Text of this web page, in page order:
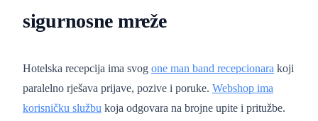
sigurnosne mreže
Hotelska recepcija ima svog one man band recepcionara koji
paralelno rješava prijave, pozive i poruke. Webshop ima
korisničku službu koja odgovara na brojne upite i pritužbe.